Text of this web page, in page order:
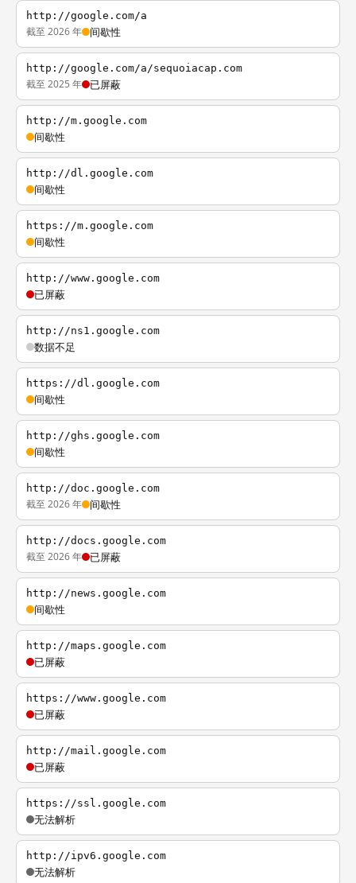
http://google.com/a
截至 2026 年 间歇性
http://google.com/a/sequoiacap.com
截至 2025 年 已屏蔽
http://m.google.com
间歇性
http://dl.google.com
间歇性
https://m.google.com
间歇性
http://www.google.com
已屏蔽
http://ns1.google.com
数据不足
https://dl.google.com
间歇性
http://ghs.google.com
间歇性
http://doc.google.com
截至 2026 年 间歇性
http://docs.google.com
截至 2026 年 已屏蔽
http://news.google.com
间歇性
http://maps.google.com
已屏蔽
https://www.google.com
已屏蔽
http://mail.google.com
已屏蔽
https://ssl.google.com
无法解析
http://ipv6.google.com
无法解析